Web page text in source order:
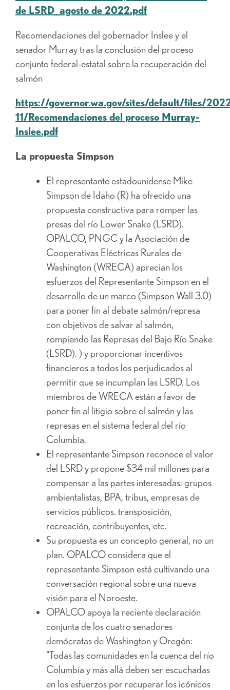
de LSRD_agosto de 2022.pdf
Recomendaciones del gobernador Inslee y el
senador Murray tras la conclusión del proceso
conjunto federal-estatal sobre la recuperación del
salmón
https://governor.wa.gov/sites/default/files/
11/Recomendaciones del proceso Murray-
Inslee.pdf
La propuesta Simpson
El representante estadounidense Mike
Simpson de Idaho (R) ha ofrecido una
propuesta constructiva para romper las
presas del río Lower Snake (LSRD).
OPALCO, PNGC y la Asociación de
Cooperativas Eléctricas Rurales de
Washington (WRECA) aprecian los
esfuerzos del Representante Simpson en el
desarrollo de un marco (Simpson Wall 3.0)
para poner fin al debate salmón/represa
con objetivos de salvar al salmón,
rompiendo las Represas del Bajo Río Snake
(LSRD). ) y proporcionar incentivos
financieros a todos los perjudicados al
permitir que se incumplan las LSRD. Los
miembros de WRECA están a favor de
poner fin al litigio sobre el salmón y las
represas en el sistema federal del río
Columbia.
El representante Simpson reconoce el valor
del LSRD y propone $34 mil millones para
compensar a las partes interesadas: grupos
ambientalistas, BPA, tribus, empresas de
servicios públicos. transposición,
recreación, contribuyentes, etc.
Su propuesta es un concepto general, no un
plan. OPALCO considera que el
representante Simpson está cultivando una
conversación regional sobre una nueva
visión para el Noroeste.
OPALCO apoya la reciente declaración
conjunta de los cuatro senadores
demócratas de Washington y Oregón:
“Todas las comunidades en la cuenca del río
Columbia y más allá deben ser escuchadas
en los esfuerzos por recuperar los icónicos